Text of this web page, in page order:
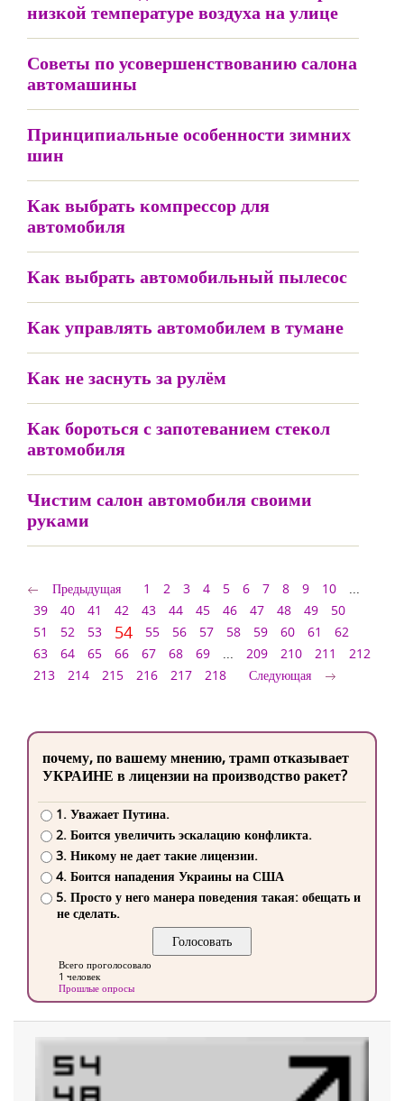
низкой температуре воздуха на улице
Советы по усовершенствованию салона
автомашины
Принципиальные особенности зимних
шин
Как выбрать компрессор для
автомобиля
Как выбрать автомобильный пылесос
Как управлять автомобилем в тумане
Как не заснуть за рулём
Как бороться с запотеванием стекол
автомобиля
Чистим салон автомобиля своими
руками
Предыдущая 1 2 3 4 5 6 7 8 9 10
...
39
40 41 42 43 44 45 46 47 48 49
50
51
52 53 54 55 56 57 58 59 60 61
62
63
64 65 66 67 68 69 ... 209 210 211
212
213
214 215 216 217 218 Следующая
почему, по вашему мнению, трамп отказывает
УКРАИНЕ в лицензии на производство ракет?
1. Уважает Путина.
2. Боится увеличить эскалацию конфликта.
3. Никому не дает такие лицензии.
4. Боится нападения Украины на США
5. Просто у него манера поведения такая: обещать и
не сделать.
Всего проголосовало
1 человек
Прошлые опросы